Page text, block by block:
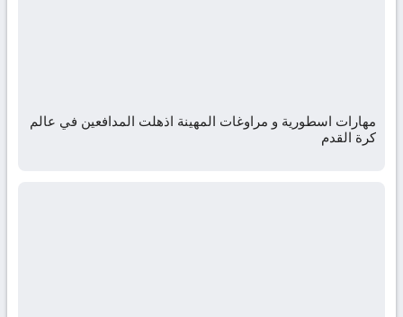
مهارات اسطورية و مراوغات المهينة اذهلت المدافعين في عالم
كرة القدم